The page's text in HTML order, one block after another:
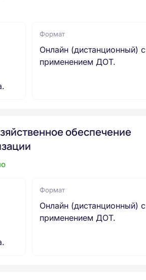
Формат
Онлайн (дистанционный) с
применением ДОТ.
обеспечение
Формат
Онлайн (дистанционный) с
применением ДОТ.